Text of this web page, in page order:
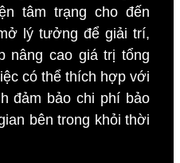
tâm trạng cho đến
lý tưởng để giải trí,
nâng cao giá trị tổng
có thể thích hợp với
đảm bảo chi phí bảo
bên trong khỏi thời